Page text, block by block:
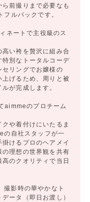
前撮りまで必要なも
ルパックです。
ネートで主役級のス
い袴を贅沢に組み合
別なトータルコーデ
セリングでお嬢様の
上げるため、周りと被
が完成します。
aimmeのプロチーム
や着付けにいたるま
の自社スタッフが一
けるプロのヘアメイ
理想の世界観を共有
のクオリティで当日
撮影時の華やかなト
ータ（即日お渡し）